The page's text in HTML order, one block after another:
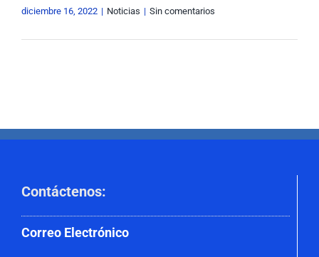
diciembre 16, 2022 | Noticias | Sin comentarios
Contáctenos:
Correo Electrónico